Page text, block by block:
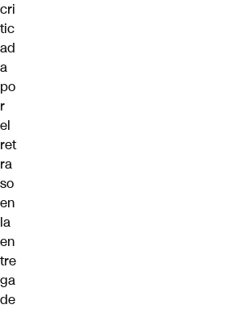
cri
tic
ad
a
po
r
el
ret
ra
so
en
la
en
tre
ga
de